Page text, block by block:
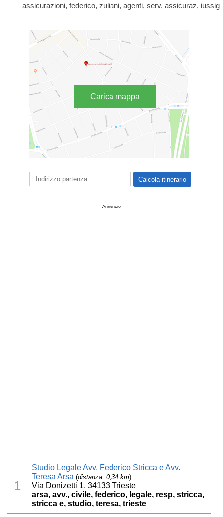
assicurazioni, federico, zuliani, agenti, serv, assicuraz, iussig
Carica mappa
Annuncio
1
Studio Legale Avv. Federico Stricca e Avv.
Teresa Arsa (distanza: 0,34 km)
Via Donizetti 1, 34133 Trieste
arsa, avv., civile, federico, legale, resp, stricca,
stricca e, studio, teresa, trieste